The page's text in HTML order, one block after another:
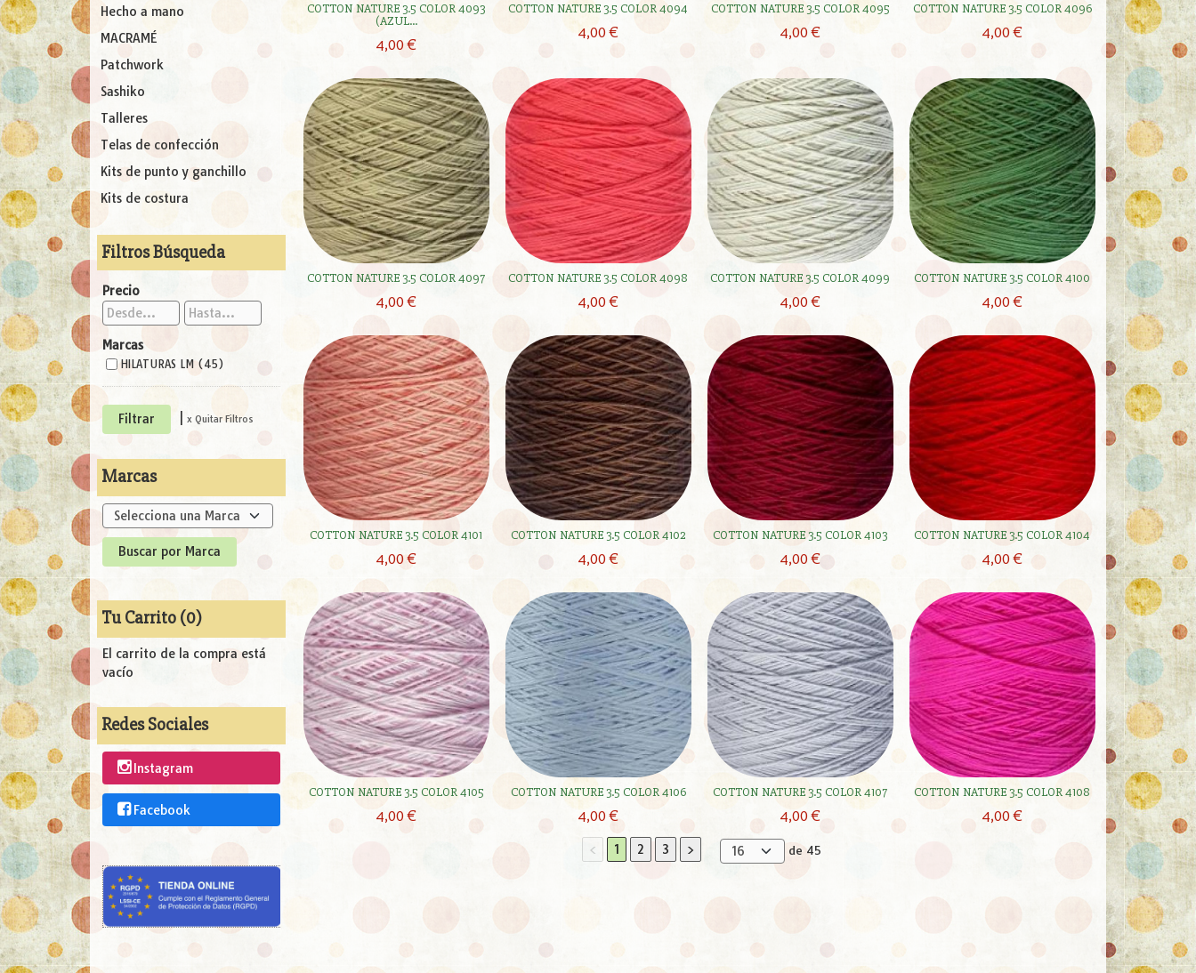
Hecho a mano
MACRAMÉ
Patchwork
Sashiko
Talleres
Telas de confección
Kits de punto y ganchillo
Kits de costura
Filtros Búsqueda
Precio
Marcas
HILATURAS LM (45)
x Quitar Filtros
Marcas
Tu Carrito (0)
El carrito de la compra está
vacío
Redes Sociales
Instagram
Facebook
COTTON NATURE 3.5 COLOR 4093
(AZUL...
4,00 €
COTTON NATURE 3.5 COLOR 4094
4,00 €
COTTON NATURE 3.5 COLOR 4095
4,00 €
COTTON NATURE 3.5 COLOR 4096
4,00 €
COTTON NATURE 3.5 COLOR 4097
4,00 €
COTTON NATURE 3.5 COLOR 4098
4,00 €
COTTON NATURE 3.5 COLOR 4099
4,00 €
COTTON NATURE 3.5 COLOR 4100
4,00 €
COTTON NATURE 3.5 COLOR 4101
4,00 €
COTTON NATURE 3.5 COLOR 4102
4,00 €
COTTON NATURE 3.5 COLOR 4103
4,00 €
COTTON NATURE 3.5 COLOR 4104
4,00 €
COTTON NATURE 3.5 COLOR 4105
4,00 €
COTTON NATURE 3.5 COLOR 4106
4,00 €
COTTON NATURE 3.5 COLOR 4107
4,00 €
COTTON NATURE 3.5 COLOR 4108
4,00 €
< 1 2 3 > de 45